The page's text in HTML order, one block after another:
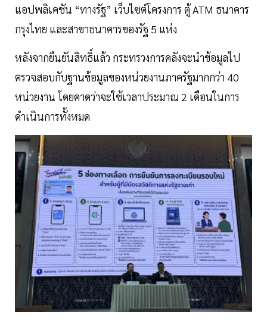
แอปพลิเคชัน “ทางรัฐ” เว็บไซต์โครงการ ตู้ ATM ธนาคาร
กรุงไทย และสาขาธนาคารของรัฐ 5 แห่ง
หลังจากยืนยันสิทธิ์แล้ว กระทรวงการคลังจะนำข้อมูลไป
ตรวจสอบกับฐานข้อมูลของหน่วยงานภาครัฐมากกว่า 40
หน่วยงาน โดยคาดว่าจะใช้เวลาประมาณ 2 เดือนในการ
ดำเนินการทั้งหมด